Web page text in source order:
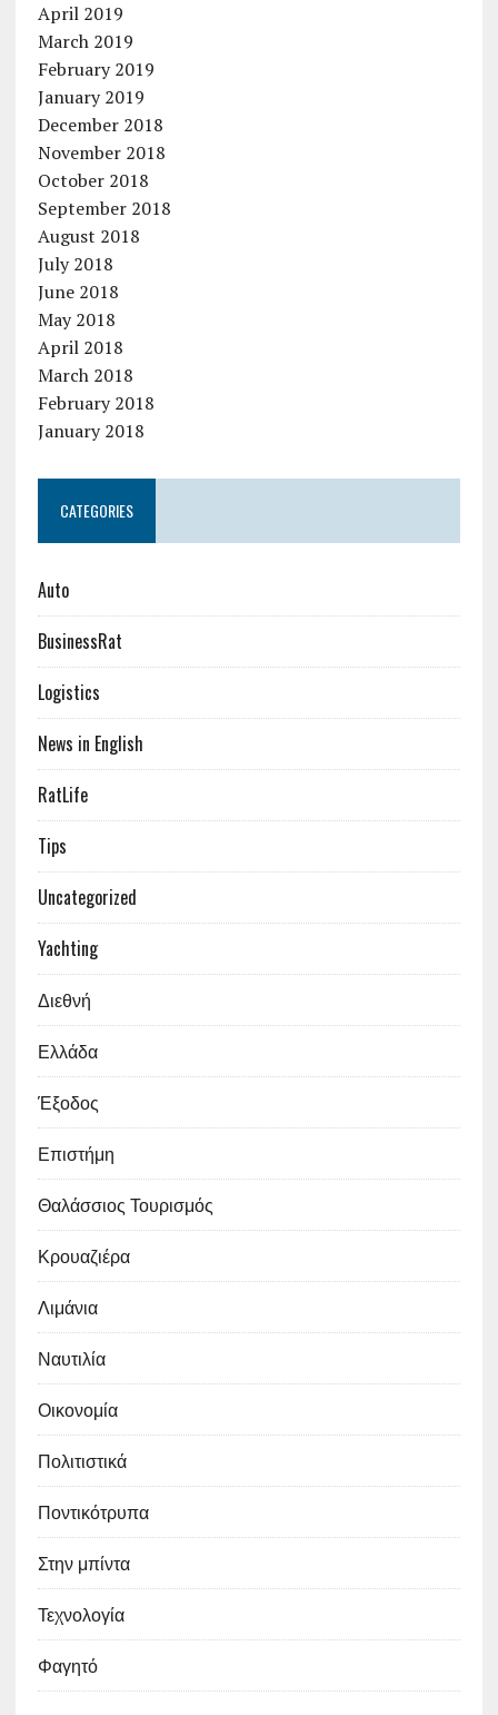
April 2019
March 2019
February 2019
January 2019
December 2018
November 2018
October 2018
September 2018
August 2018
July 2018
June 2018
May 2018
April 2018
March 2018
February 2018
January 2018
CATEGORIES
Auto
BusinessRat
Logistics
News in English
RatLife
Tips
Uncategorized
Yachting
Διεθνή
Ελλάδα
Έξοδος
Επιστήμη
Θαλάσσιος Τουρισμός
Κρουαζιέρα
Λιμάνια
Ναυτιλία
Οικονομία
Πολιτιστικά
Ποντικότρυπα
Στην μπίντα
Τεχνολογία
Φαγητό